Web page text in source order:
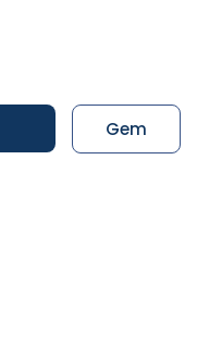
Gem